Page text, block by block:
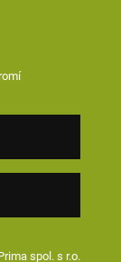
spol. s r.o.